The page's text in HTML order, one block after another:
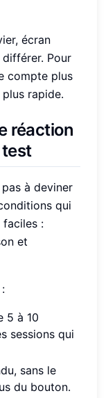
écran
Pour
compte plus
rapide.
réaction
à deviner
qui
faciles :
et
5 à 10
sessions qui
sans le
du bouton.